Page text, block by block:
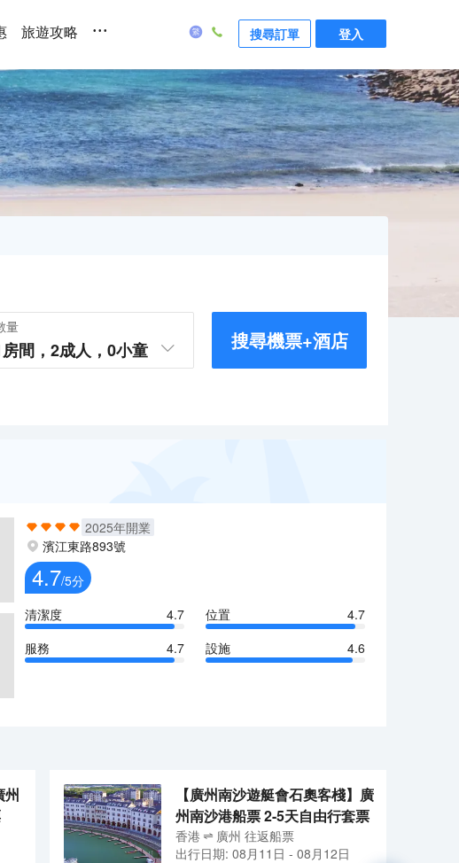
旅遊攻略 ... 搜尋訂單 登入
量
間， 2成人， 0小童 搜尋機票+酒店
2025年開業
濱江東路893號
4.7/5分
清潔度
4.7 位置
4.7
服務
4.7 設施 4.6
州
【廣州南沙遊艇會石奧客棧】廣
州南沙港船票 2-5天自由行套票
香港 廣州 往返船票
出行日期: 08月11日 - 08月12日